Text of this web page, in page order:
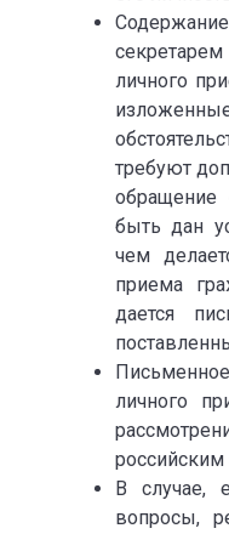
личного
требуют
обращение
быть дан
чем
приема
дается
личного
российским
В случае,
вопросы,